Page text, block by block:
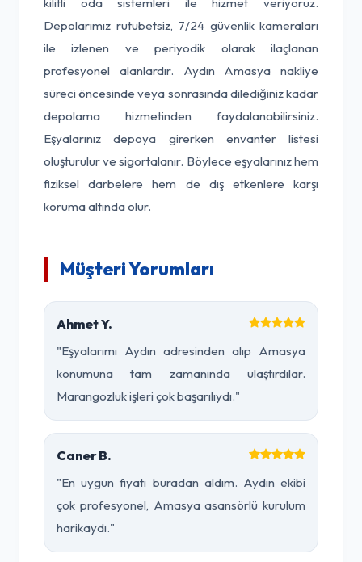
Depolarımız rutubetsiz, 7/24 güvenlik kameraları
ile izlenen ve periyodik olarak ilaçlanan
profesyonel alanlardır. Aydın Amasya nakliye
süreci öncesinde veya sonrasında dilediğiniz kadar
depolama hizmetinden faydalanabilirsiniz.
Eşyalarınız depoya girerken envanter listesi
oluşturulur ve sigortalanır. Böylece eşyalarınız hem
fiziksel darbelere hem de dış etkenlere karşı
koruma altında olur.
Müşteri Yorumları
Ahmet Y.
"Eşyalarımı Aydın adresinden alıp Amasya
konumuna tam zamanında ulaştırdılar.
Marangozluk işleri çok başarılıydı."
Caner B.
"En uygun fiyatı buradan aldım. Aydın ekibi
çok profesyonel, Amasya asansörlü kurulum
harikaydı."